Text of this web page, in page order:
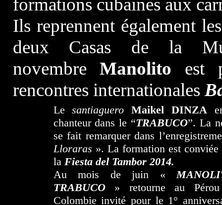
formations cubaines aux
Ils reprennent également
deux Casas de la
novembreManolito est
rencontres internationales
Lesantiaguero Maikel DINZA
chanteur dans le “TRABUCO”. La
se fait remarquer dans
Lloraras ». La formation est conviée
la Fiesta del Tambor 2014.
Au mois de juin «
TRABUCO» retourne au
Colombie invité pour le 1°